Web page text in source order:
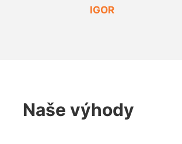
IGOR
Naše výhody